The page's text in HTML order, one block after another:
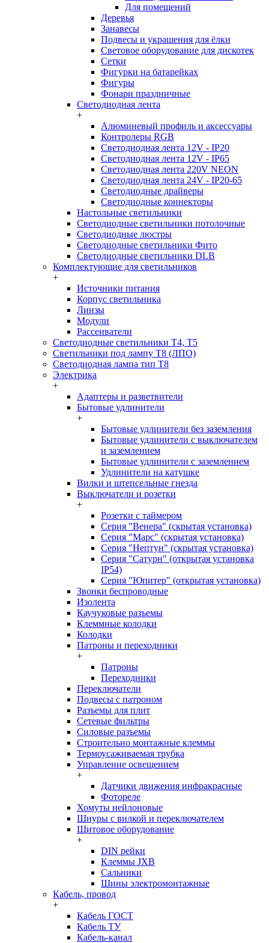
Для помещений
Деревья
Занавесы
Подвесы и украшения для ёлки
Световое оборудование для дискотек
Сетки
Фигурки на батарейках
Фигуры
Фонари праздничные
Светодиодная лента
+
Алюминевый профиль и аксессуары
Контролеры RGB
Светодиодная лента 12V - IP20
Светодиодная лента 12V - IP65
Светодиодная лента 220V NEON
Светодиодная лента 24V - IP20-65
Светодиодные драйверы
Светодиодные коннекторы
Настольные светильники
Светодиодные светильники потолочные
Светодиодные люстры
Светодиодные светильники Фито
Светодиодные светильники DLB
Комплектующие для светильников
+
Источники питания
Корпус светильника
Линзы
Модули
Рассеиватели
Светодиодные светильники T4, T5
Светильники под лампу Т8 (ЛПО)
Светодиодная лампа тип T8
Электрика
+
Адаптеры и разветвители
Бытовые удлинители
+
Бытовые удлинители без заземления
Бытовые удлинители с выключателем
и заземлением
Бытовые удлинители с заземлением
Удлинители на катушке
Вилки и штепсельные гнезда
Выключатели и розетки
+
Розетки с таймером
Серия "Венера" (скрытая установка)
Серия "Марс" (скрытая установка)
Серия "Нептун" (скрытая установка)
Серия "Сатурн" (открытая установка
IP54)
Серия "Юпитер" (открытая установка)
Звонки беспроводные
Изолента
Каучуковые разъемы
Клеммные колодки
Колодки
Патроны и переходники
+
Патроны
Переходники
Переключатели
Подвесы с патроном
Разъемы для плит
Сетевые фильтры
Силовые разъемы
Строительно монтажные клеммы
Термоусаживаемая трубка
Управление освещением
+
Датчики движения инфракрасные
Фотореле
Хомуты нейлоновые
Шнуры с вилкой и переключателем
Щитовое оборудование
+
DIN рейки
Клеммы JXB
Сальники
Шины электромонтажные
Кабель, провод
+
Кабель ГОСТ
Кабель ТУ
Кабель-канал